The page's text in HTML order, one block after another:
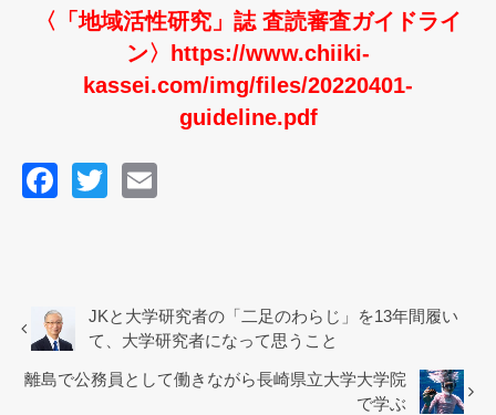
〈「地域活性研究」誌 査読審査ガイドライ
ン〉
https://www.chiiki-
kassei.com/img/files/20220401-
guideline.pdf
F
b
o
o
T
JKと大学研究者の「二足のわらじ」を13年間履い
て、大学研究者になって思うこと
離島で公務員として働きながら長崎県立大学大学院
で学ぶ